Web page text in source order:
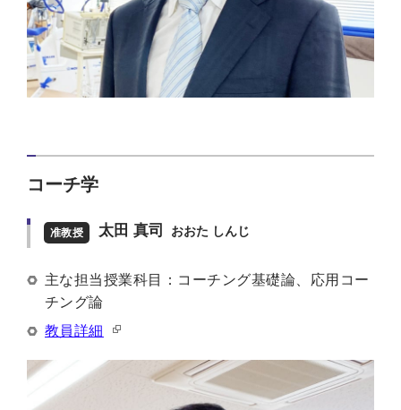
コーチ学
准教授 太田 真司 おおた しんじ
主な担当授業科目：コーチング基礎論、応用コー
チング論
教員詳細